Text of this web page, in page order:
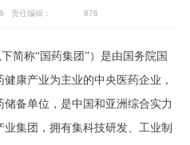
责任编辑： 876
称“国药集团”）是由国务院国
康产业为主业的中央医药企业，
备单位，是中国和亚洲综合实力
集团，拥有集科技研发、工业制